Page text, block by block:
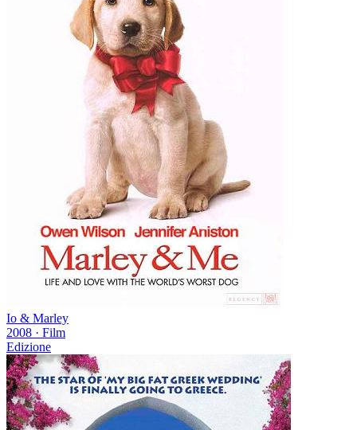
Io & Marley
2008 · Film
Edizione